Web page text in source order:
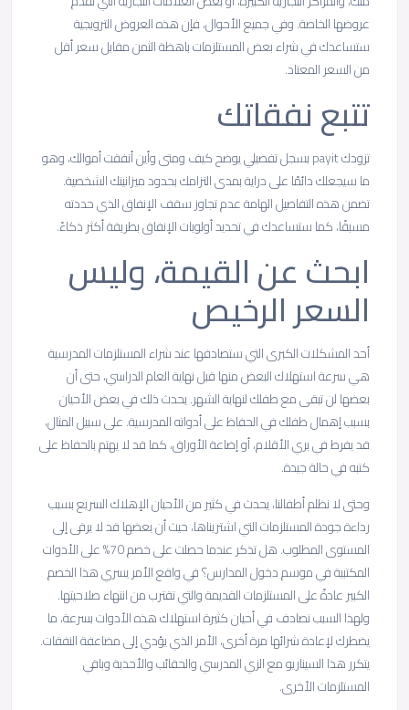
عروضها الخاصة. وفي جميع الأحوال، فإن هذه العروض الترويجية
ستساعدك في شراء بعض المستلزمات باهظة الثمن مقابل سعر أقل
من السعر المعتاد.
تتبع نفقاتك
تزودك payit بسجل تفصيلي يوضح كيف ومتى وأين أنفقت أموالك، وهو
ما سيجعلك دائمًا على دراية بمدى التزامك بحدود ميزانيتك الشخصية.
تضمن هذه التفاصيل الهامة عدم تجاوز سقف الإنفاق الذي حددته
مسبقًا، كما ستساعدك في تحديد أولويات الإنفاق بطريقة أكثر ذكاءً.
ابحث عن القيمة، وليس
السعر الرخيص
أحد المشكلات الكبرى التي ستصادفها عند شراء المستلزمات المدرسية
هي سرعة استهلاك البعض منها قبل نهاية العام الدراسي، حتى أن
بعضها لن تبقى مع طفلك لنهاية الشهر. يحدث ذلك في بعض الأحيان
بسبب إهمال طفلك في الحفاظ على أدواته المدرسية. على سبيل المثال،
قد يفرط في بري الأقلام، أو إضاعة الأوراق، كما قد لا يهتم بالحفاظ على
كتبه في حالة جيدة.
وحتى لا نظلم أطفالنا، يحدث في كثير من الأحيان الإهلاك السريع بسبب
رداءة جودة المستلزمات التي اشتريناها، حيث أن بعضها قد لا يرقى إلى
المستوى المطلوب. هل تذكر عندما حصلت على خصم 70% على الأدوات
المكتبية في موسم دخول المدارس؟ في واقع الأمر يسري هذا الخصم
الكبير عادةً على المستلزمات القديمة والتي تقترب من انتهاء صلاحيتها.
ولهذا السبب نصادف في أحيان كثيرة استهلاك هذه الأدوات بسرعة، ما
يضطرك لإعادة شرائها مرة أخرى، الأمر الذي يؤدي إلى مضاعفة النفقات.
يتكرر هذا السيناريو مع الزي المدرسي والحقائب والأحذية وباقي
المستلزمات الأخرى.